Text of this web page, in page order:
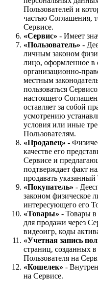
Пользователей и
частью Соглашения,
Сервисе.
«Сервис» - Имеет
«Пользователь» -
личным законом
лицо, оформленное в
организационно-
местным
пользоваться
настоящего
оставляет за собой
усмотрению
условия или иные
Пользователям.
«Продавец» -
качестве его
Сервисе и
подтверждает факт
продавать указанный
«Покупатель» -
законом физическое
интересующего его
«Товары» - Товары
для продажи через
видеоигр, коды
«Учетная запись
страниц, созданных в
Пользователя на
«Кошелек» -
на Сервисе.